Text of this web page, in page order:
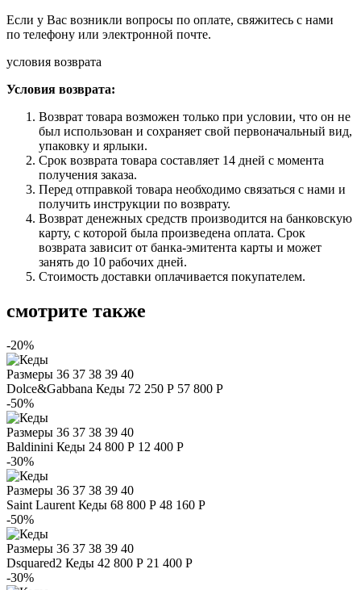
Если у Вас возникли вопросы по оплате, свяжитесь с нами
по телефону или электронной почте.
условия возврата
Условия возврата:
Возврат товара возможен только при условии, что он не
был использован и сохраняет свой первоначальный вид,
упаковку и ярлыки.
Срок возврата товара составляет 14 дней с момента
получения заказа.
Перед отправкой товара необходимо связаться с нами и
получить инструкции по возврату.
Возврат денежных средств производится на банковскую
карту, с которой была произведена оплата. Срок
возврата зависит от банка-эмитента карты и может
занять до 10 рабочих дней.
Стоимость доставки оплачивается покупателем.
смотрите также
-20%
Размеры 36 37 38 39 40
Dolce&Gabbana Кеды 72 250 Р 57 800 Р
-50%
Размеры 36 37 38 39 40
Baldinini Кеды 24 800 Р 12 400 Р
-30%
Размеры 36 37 38 39 40
Saint Laurent Кеды 68 800 Р 48 160 Р
-50%
Размеры 36 37 38 39 40
Dsquared2 Кеды 42 800 Р 21 400 Р
-30%